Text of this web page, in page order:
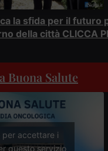
la sfida per il futuro
della città CLICCA
Buona Salute
per accettare i
questo servizio